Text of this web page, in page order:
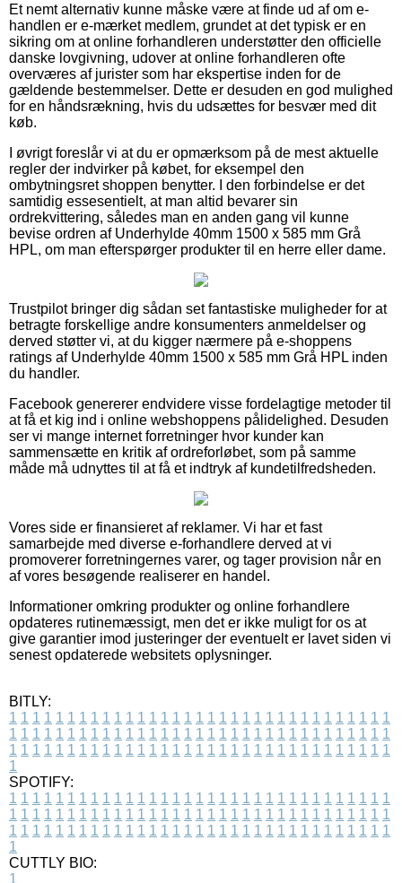
Et nemt alternativ kunne måske være at finde ud af om e-
handlen er e-mærket medlem, grundet at det typisk er en
sikring om at online forhandleren understøtter den officielle
danske lovgivning, udover at online forhandleren ofte
overværes af jurister som har ekspertise inden for de
gældende bestemmelser. Dette er desuden en god mulighed
for en håndsrækning, hvis du udsættes for besvær med dit
køb.
I øvrigt foreslår vi at du er opmærksom på de mest aktuelle
regler der indvirker på købet, for eksempel den
ombytningsret shoppen benytter. I den forbindelse er det
samtidig essesentielt, at man altid bevarer sin
ordrekvittering, således man en anden gang vil kunne
bevise ordren af Underhylde 40mm 1500 x 585 mm Grå
HPL, om man efterspørger produkter til en herre eller dame.
Trustpilot bringer dig sådan set fantastiske muligheder for at
betragte forskellige andre konsumenters anmeldelser og
derved støtter vi, at du kigger nærmere på e-shoppens
ratings af Underhylde 40mm 1500 x 585 mm Grå HPL inden
du handler.
Facebook genererer endvidere visse fordelagtige metoder til
at få et kig ind i online webshoppens pålidelighed. Desuden
ser vi mange internet forretninger hvor kunder kan
sammensætte en kritik af ordreforløbet, som på samme
måde må udnyttes til at få et indtryk af kundetilfredsheden.
Vores side er finansieret af reklamer. Vi har et fast
samarbejde med diverse e-forhandlere derved at vi
promoverer forretningernes varer, og tager provision når en
af vores besøgende realiserer en handel.
Informationer omkring produkter og online forhandlere
opdateres rutinemæssigt, men det er ikke muligt for os at
give garantier imod justeringer der eventuelt er lavet siden vi
senest opdaterede websitets oplysninger.
BITLY:
1 1 1 1 1 1 1 1 1 1 1 1 1 1 1 1 1 1 1 1 1 1 1 1 1 1 1 1 1 1 1 1 1
1 1 1 1 1 1 1 1 1 1 1 1 1 1 1 1 1 1 1 1 1 1 1 1 1 1 1 1 1 1 1 1 1
1 1 1 1 1 1 1 1 1 1 1 1 1 1 1 1 1 1 1 1 1 1 1 1 1 1 1 1 1 1 1 1 1
1
SPOTIFY:
1 1 1 1 1 1 1 1 1 1 1 1 1 1 1 1 1 1 1 1 1 1 1 1 1 1 1 1 1 1 1 1 1
1 1 1 1 1 1 1 1 1 1 1 1 1 1 1 1 1 1 1 1 1 1 1 1 1 1 1 1 1 1 1 1 1
1 1 1 1 1 1 1 1 1 1 1 1 1 1 1 1 1 1 1 1 1 1 1 1 1 1 1 1 1 1 1 1 1
1
CUTTLY BIO:
1